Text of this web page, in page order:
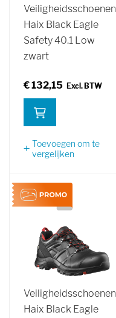
Veiligheidsschoenen
Haix Black Eagle
Safety 40.1 Low
zwart
€ 132,15
Toevoegen om te
vergelijken
Veiligheidsschoenen
Haix Black Eagle